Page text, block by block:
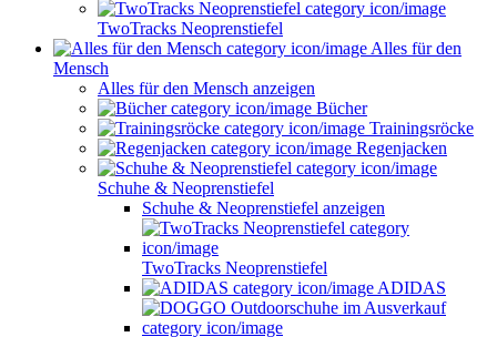
TwoTracks Neoprenstiefel
Alles für den
Mensch
Alles für den Mensch anzeigen
Bücher
Trainingsröcke
Regenjacken
Schuhe & Neoprenstiefel
Schuhe & Neoprenstiefel anzeigen
TwoTracks Neoprenstiefel
ADIDAS